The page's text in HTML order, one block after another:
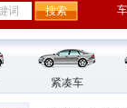
紧凑车